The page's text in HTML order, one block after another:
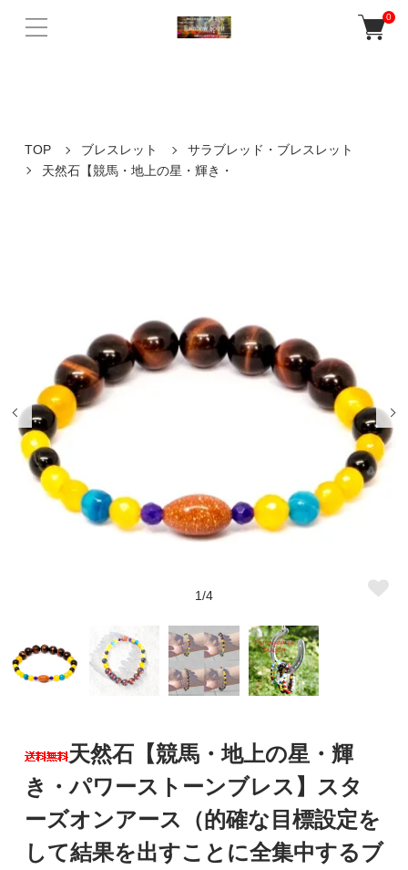
バリ島ウブドの老舗人気店Rainbow Spiritの公式ネットショップ。 天然
石パワーストーンや誕生石を使ったアクセサリー、 癒しの音色が響く
0
TOP ブレスレット
サラブレッド・ブレスレット
天然石【競馬・地上の星・輝き・
1/4
天然石【競馬・地上の星・輝
き・パワーストーンブレス】スタ
ーズオンアース（的確な目標設定を
して結果を出すことに全集中するブ